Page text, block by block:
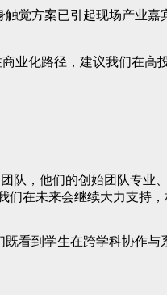
觉方案已引起现场产业
业化路径，建议我们在高
队，他们的创始团队专
在未来会继续大力支持
看到学生在跨学科协作